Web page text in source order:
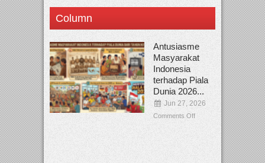
Column
Antusiasme
Masyarakat
Indonesia
terhadap Piala
Dunia 2026...
Jun 27, 2026
Comments Off